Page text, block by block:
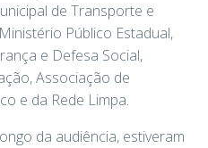
de Transporte e
Público Estadual,
e Defesa Social,
Associação de
e da Rede Limpa.
da audiência, estiveram